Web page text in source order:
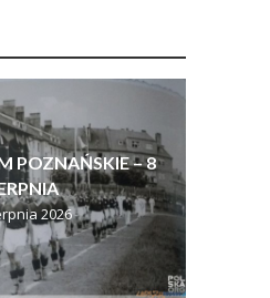
POZNAŃSKIE – 8
2026